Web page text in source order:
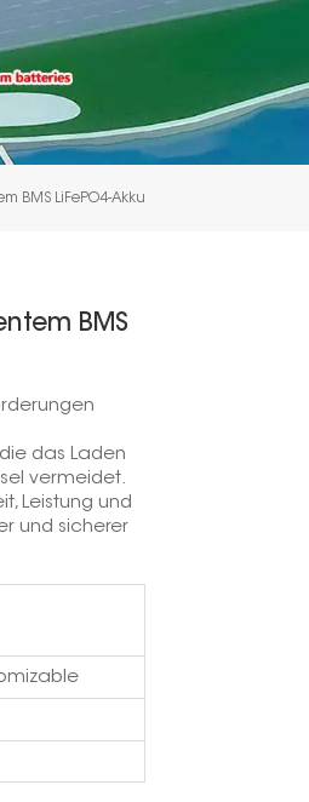
BMS LiFePO4-Akku
BMS
das Laden
vermeidet.
Leistung und
und sicherer